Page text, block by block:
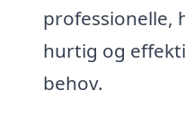
professionelle,
hurtig og
behov.